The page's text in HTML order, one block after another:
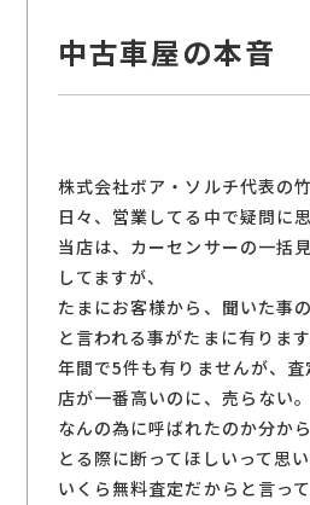
中古車屋の本音
株式会社ボア・ソルチ代表の竹
日々、営業してる中で疑問に
当店は、カーセンサーの一括
してますが、
たまにお客様から、聞いた事
と言われる事がたまに有ります
年間で5件も有りませんが、査
店が一番高いのに、売らない。
なんの為に呼ばれたのか分か
とる際に断ってほしいって思い
いくら無料査定だからと言っ